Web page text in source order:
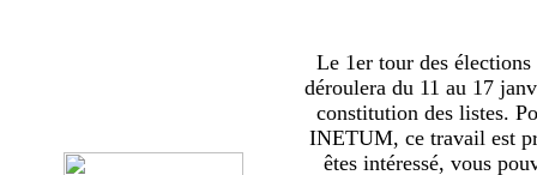
Le 1er tour des
déroulera du 11 au 17
constitution des listes.
INETUM, ce travail est
êtes intéressé, vous